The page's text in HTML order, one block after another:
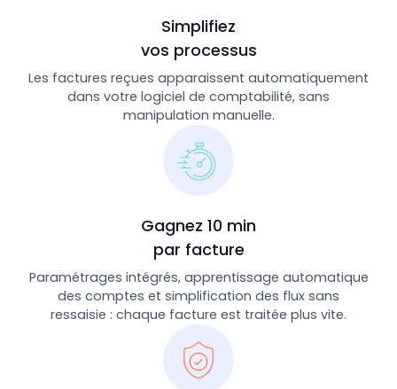
Simplifiez
vos processus
Les factures reçues apparaissent automatiquement
dans votre logiciel de comptabilité, sans
manipulation manuelle.
Gagnez 10 min
par facture
Paramétrages intégrés, apprentissage automatique
des comptes et simplification des flux sans
ressaisie : chaque facture est traitée plus vite.